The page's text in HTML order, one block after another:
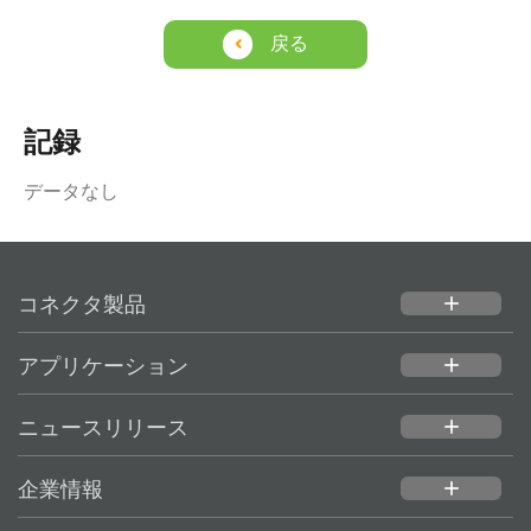
戻る
記録
データなし
コネクタ製品 add
アプリケーション add
ニュースリリース add
企業情報 add